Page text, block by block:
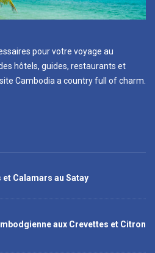
pour votre voyage au
hôtels, guides, restaurants et
Cambodia a country full of charm.
et Calamars au Satay
aux Crevettes et Citron